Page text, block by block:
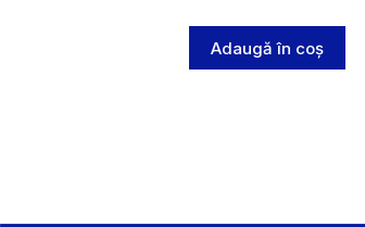
Adaugă în coș